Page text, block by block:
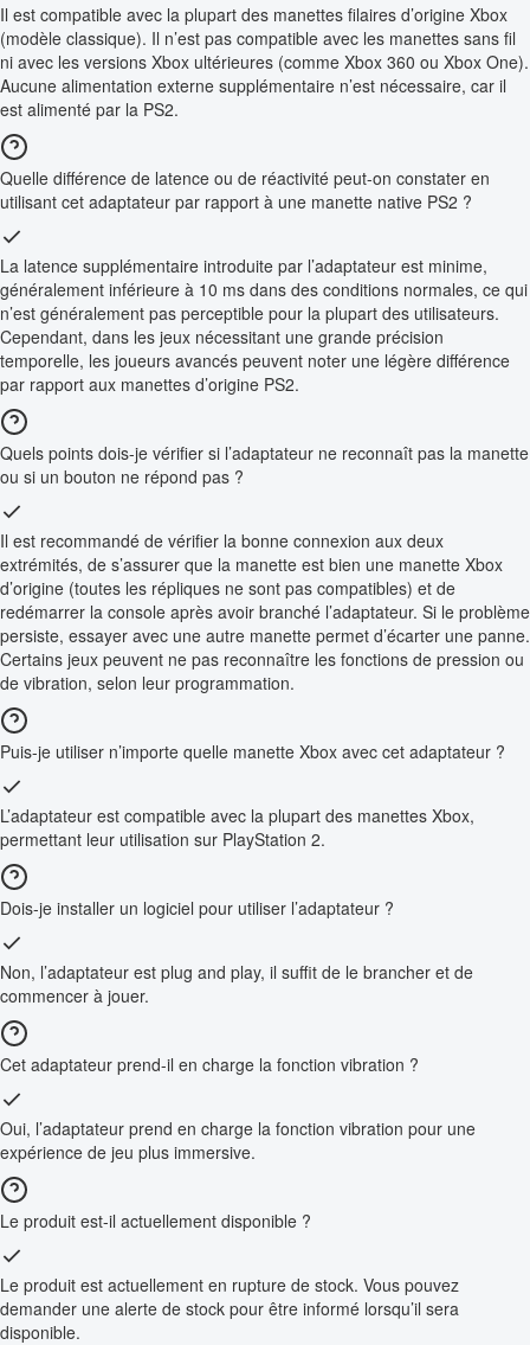
Il est compatible avec la plupart des manettes filaires d’origine Xbox
(modèle classique). Il n’est pas compatible avec les manettes sans fil
ni avec les versions Xbox ultérieures (comme Xbox 360 ou Xbox One).
Aucune alimentation externe supplémentaire n’est nécessaire, car il
est alimenté par la PS2.
Quelle différence de latence ou de réactivité peut-on constater en
utilisant cet adaptateur par rapport à une manette native PS2 ?
La latence supplémentaire introduite par l’adaptateur est minime,
généralement inférieure à 10 ms dans des conditions normales, ce qui
n’est généralement pas perceptible pour la plupart des utilisateurs.
Cependant, dans les jeux nécessitant une grande précision
temporelle, les joueurs avancés peuvent noter une légère différence
par rapport aux manettes d’origine PS2.
Quels points dois-je vérifier si l’adaptateur ne reconnaît pas la manette
ou si un bouton ne répond pas ?
Il est recommandé de vérifier la bonne connexion aux deux
extrémités, de s’assurer que la manette est bien une manette Xbox
d’origine (toutes les répliques ne sont pas compatibles) et de
redémarrer la console après avoir branché l’adaptateur. Si le problème
persiste, essayer avec une autre manette permet d’écarter une panne.
Certains jeux peuvent ne pas reconnaître les fonctions de pression ou
de vibration, selon leur programmation.
Puis-je utiliser n’importe quelle manette Xbox avec cet adaptateur ?
L’adaptateur est compatible avec la plupart des manettes Xbox,
permettant leur utilisation sur PlayStation 2.
Dois-je installer un logiciel pour utiliser l’adaptateur ?
Non, l’adaptateur est plug and play, il suffit de le brancher et de
commencer à jouer.
Cet adaptateur prend-il en charge la fonction vibration ?
Oui, l’adaptateur prend en charge la fonction vibration pour une
expérience de jeu plus immersive.
Le produit est-il actuellement disponible ?
Le produit est actuellement en rupture de stock. Vous pouvez
demander une alerte de stock pour être informé lorsqu’il sera
disponible.